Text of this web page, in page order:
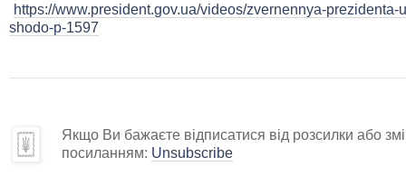
https://www.president.gov.ua/videos/zvernennya-
shodo-p-1597
Якщо Ви бажаєте відписатися від розсилки або
посиланням: Unsubscribe